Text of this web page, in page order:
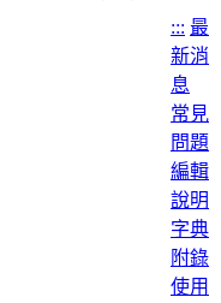
::: 最
新消
息
常見
問題
編輯
說明
字典
附錄
使用